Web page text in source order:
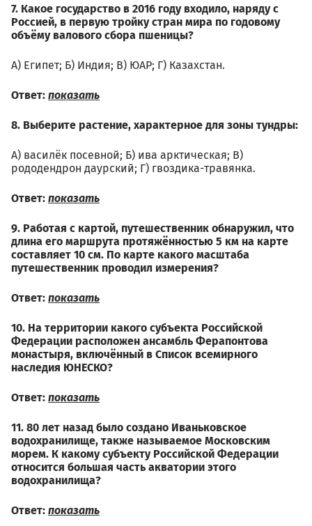
7. Какое государство в 2016 году входило, наряду с
Россией, в первую тройку стран мира по годовому
объёму валового сбора пшеницы?
А) Египет; Б) Индия; В) ЮАР; Г) Казахстан.
Ответ: показать
8. Выберите растение, характерное для зоны тундры:
А) василёк посевной; Б) ива арктическая; В)
рододендрон даурский; Г) гвоздика-травянка.
Ответ: показать
9. Работая с картой, путешественник обнаружил, что
длина его маршрута протяжённостью 5 км на карте
составляет 10 см. По карте какого масштаба
путешественник проводил измерения?
Ответ: показать
10. На территории какого субъекта Российской
Федерации расположен ансамбль Ферапонтова
монастыря, включённый в Список всемирного
наследия ЮНЕСКО?
Ответ: показать
11. 80 лет назад было создано Иваньковское
водохранилище, также называемое Московским
морем. К какому субъекту Российской Федерации
относится большая часть акватории этого
водохранилища?
Ответ: показать